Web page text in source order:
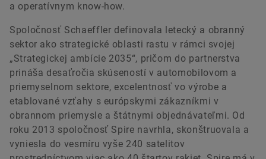
Benjamin Hackman
a operatívnym know-how.
Spoločnosť Schaeffler definovala letecký a obranný
sektor ako strategické oblasti rastu v rámci svojej
„Strategickej ambície 2035“, pričom do partnerstva
prináša desaťročia skúseností v automobilovom a
priemyselnom sektore, excelentnosť vo výrobe a
etablované vzťahy s európskymi zákazníkmi v
obrannom priemysle a štátnymi objednávateľmi. Od
roku 2013 spoločnosť Spire navrhla, skonštruovala a
vyniesla do vesmíru vyše 240 satelitov